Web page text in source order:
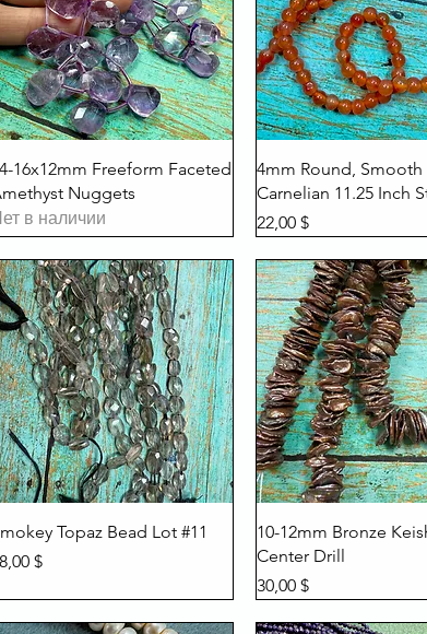
Быстрый просмотр
16x12mm Freeform Faceted
Nuggets
в наличии
Быстрый
4mm Round, Smooth
Carnelian 11.25 Inch
Цена
22,00 $
Быстрый просмотр
Topaz Bead Lot #11
$
Быстрый
10-12mm Bronze
Center Drill
Цена
30,00 $